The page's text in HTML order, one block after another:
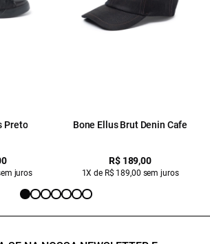
Preto
juros
Bone Ellus Brut Denin Cafe
R$ 189,00
1X de R$ 189,00 sem juros